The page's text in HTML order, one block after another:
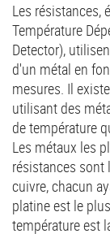
Les résistances,
Température
Detector),
d'un métal en
mesures. Il
utilisant des
de température
Les métaux les
résistances sont
cuivre, chacun
platine est le
température est